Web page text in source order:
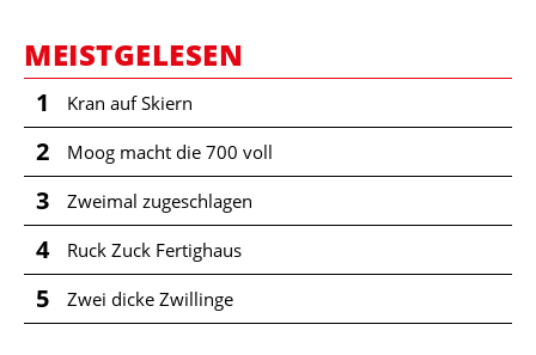
MEISTGELESEN
1 Kran auf Skiern
2 Moog macht die 700 voll
3 Zweimal zugeschlagen
4 Ruck Zuck Fertighaus
5 Zwei dicke Zwillinge